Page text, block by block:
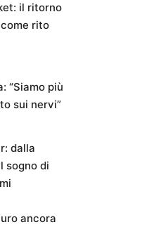
il ritorno
rito
“Siamo più
sui nervi”
dalla
sogno di
ancora